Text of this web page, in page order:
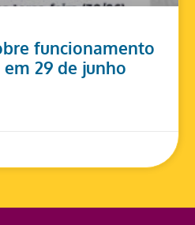
funcionamento
em 29 de junho